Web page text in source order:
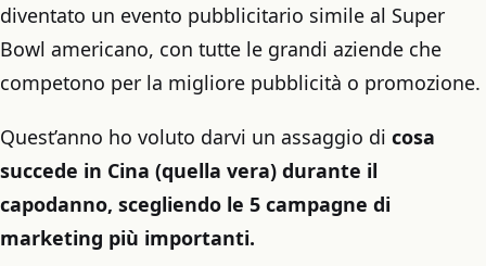
diventato un evento pubblicitario simile al Super
Bowl americano, con tutte le grandi aziende che
competono per la migliore pubblicità o promozione.
Quest’anno ho voluto darvi un assaggio di cosa
succede in Cina (quella vera) durante il
capodanno, scegliendo le 5 campagne di
marketing più importanti.